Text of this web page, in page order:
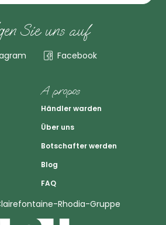
Sie uns auf
Facebook
A propos
Händler warden
Über uns
Botschafter werden
Blog
FAQ
Rhodia-Gruppe